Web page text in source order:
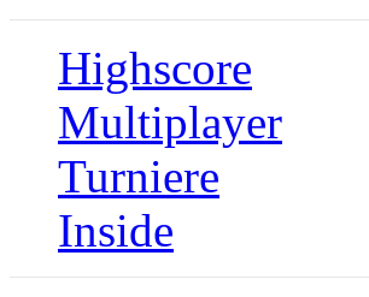
Highscore
Multiplayer
Turniere
Inside